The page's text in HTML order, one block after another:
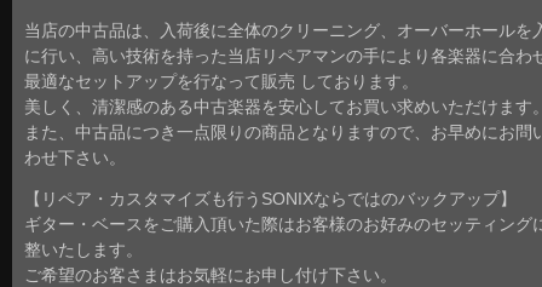
当店の中古品は、入荷後に全体のクリーニング、オーバーホールを
に行い、高い技術を持った当店リペアマンの手により各楽器に合わ
最適なセットアップを行なって販売 しております。
美しく、清潔感のある中古楽器を安心してお買い求めいただけます
また、中古品につき一点限りの商品となりますので、お早めにお問
わせ下さい。
【リペア・カスタマイズも行うSONIXならではのバックアップ】
ギター・ベースをご購入頂いた際はお客様のお好みのセッティング
整いたします。
ご希望のお客さまはお気軽にお申し付け下さい。